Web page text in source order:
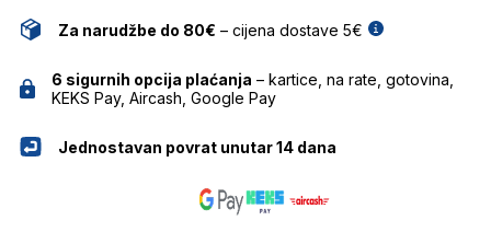
Za narudžbe do 80€ – cijena dostave 5€
6 sigurnih opcija plaćanja – kartice, na rate, gotovina,
KEKS Pay, Aircash, Google Pay
Jednostavan povrat unutar 14 dana